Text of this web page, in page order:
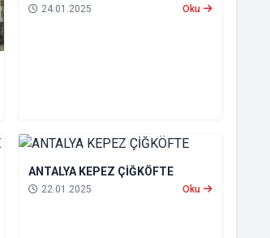
TAKDİM EDİLDİ
24.01.2025 Oku
ANTALYA KEPEZ ÇİĞKÖFTE
22.01.2025 Oku